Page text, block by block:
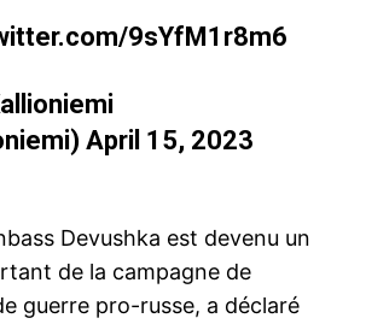
9sYfM1r8m6
April 15, 2023
Devushka est devenu un
de la campagne de
guerre pro-russe, a déclaré